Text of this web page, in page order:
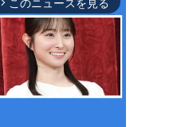
arrow_forward_ios